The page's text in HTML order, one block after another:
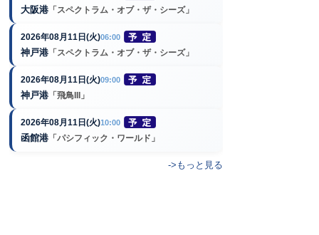
大阪港 「スペクトラム・オブ・ザ・シーズ」
2026年08月11日(火)06:00
神戸港 「スペクトラム・オブ・ザ・シーズ」
2026年08月11日(火)09:00
神戸港 「飛鳥III」
2026年08月11日(火)10:00
函館港 「パシフィック・ワールド」
->もっと見る